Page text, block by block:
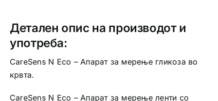
мерење
шеќер
количина
Детален опис на производот и
употреба:
CareSens N Eco – Апарат за мерење гликоза во
крвта.
CareSens N Eco – Апарат за мерење ленти со